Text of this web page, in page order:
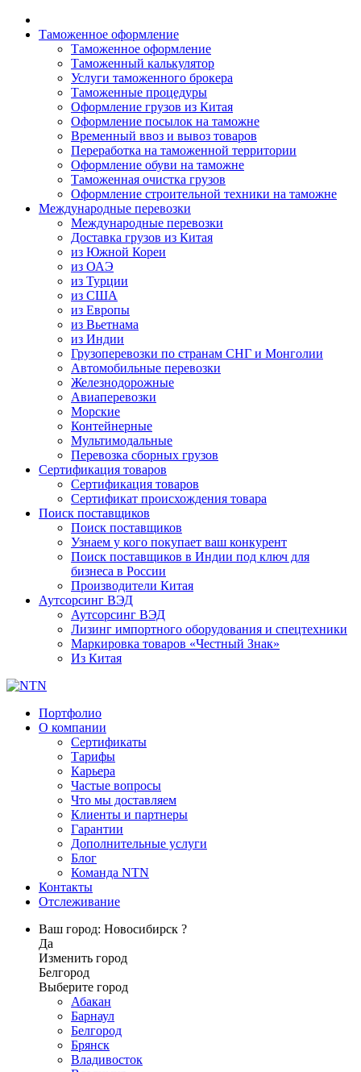
Таможенное оформление
Таможенное оформление
Таможенный калькулятор
Услуги таможенного брокера
Таможенные процедуры
Оформление грузов из Китая
Оформление посылок на таможне
Временный ввоз и вывоз товаров
Переработка на таможенной территории
Оформление обуви на таможне
Таможенная очистка грузов
Оформление строительной техники на таможне
Международные перевозки
Международные перевозки
Доставка грузов из Китая
из Южной Кореи
из ОАЭ
из Турции
из США
из Европы
из Вьетнама
из Индии
Грузоперевозки по странам СНГ и Монголии
Автомобильные перевозки
Железнодорожные
Авиаперевозки
Морские
Контейнерные
Мультимодальные
Перевозка сборных грузов
Сертификация товаров
Сертификация товаров
Сертификат происхождения товара
Поиск поставщиков
Поиск поставщиков
Узнаем у кого покупает ваш конкурент
Поиск поставщиков в Индии под ключ для
бизнеса в России
Производители Китая
Аутсорсинг ВЭД
Аутсорсинг ВЭД
Лизинг импортного оборудования и спецтехники
Маркировка товаров «Честный Знак»
Из Китая
Портфолио
О компании
Сертификаты
Тарифы
Карьера
Частые вопросы
Что мы доставляем
Клиенты и партнеры
Гарантии
Дополнительные услуги
Блог
Команда NTN
Контакты
Отслеживание
Ваш город: Новосибирск ?
Да
Изменить город
Белгород
Выберите город
Абакан
Барнаул
Белгород
Брянск
Владивосток